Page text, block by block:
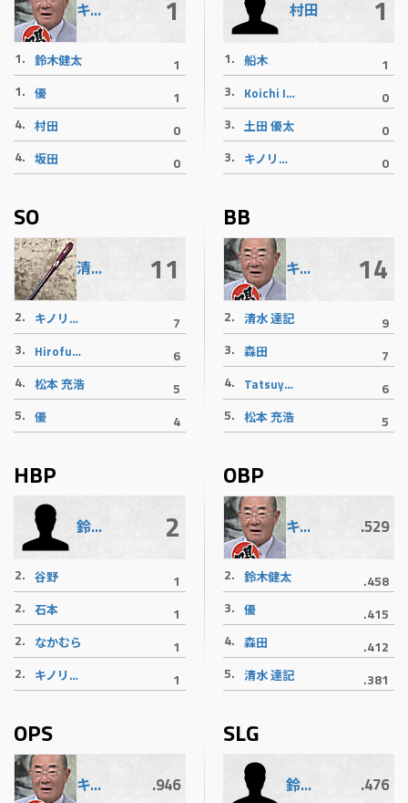
キノリバース御意見番 1
1. 鈴木健太
1
1. 優
1
4. 村田
0
4. 坂田 0
村田 1
1. 船木
1
3.
Koichi Iwaki
0
3. 土田 優太
0
3.
キノリバース御意見番 0
SO
清水 達記 11
2. キノリバース御意見番
7
3.
Hirofumi Imoto
6
4. 松本 充浩
5
5. 優 4
BB
キノリバース御意見番 14
2. 清水 達記
9
3. 森田
7
4.
Tatsuya Bon Hakozaki
6
5. 松本 充浩 5
HBP
鈴木健太 2
2. 谷野
1
2. 石本
1
2. なかむら
1
2.
キノリバース御意見番 1
OBP
キノリバース御意見番 .529
2. 鈴木健太
.458
3. 優
.415
4. 森田
.412
5. 清水 達記 .381
OPS
キノリバース御意見番 .946
SLG
鈴木健太 .476